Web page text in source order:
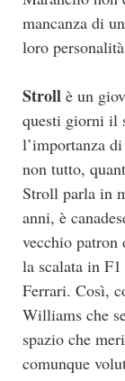
mancanza di
loro
Stroll è un
questi giorni il
l’importanza
non tutto,
Stroll parla in
anni, è
vecchio patron
la scalata in
Ferrari. Così,
Williams che
spazio che
comunque